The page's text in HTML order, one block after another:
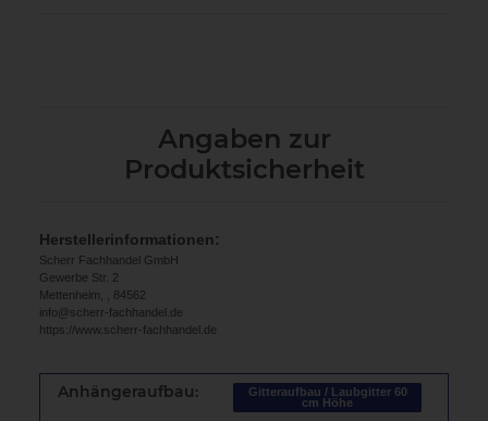
Angaben zur
Produktsicherheit
Herstellerinformationen:
Scherr Fachhandel GmbH
Gewerbe Str. 2
Mettenheim, , 84562
info@scherr-fachhandel.de
https://www.scherr-fachhandel.de
Anhängeraufbau:
Gitteraufbau / Laubgitter 60
cm Höhe